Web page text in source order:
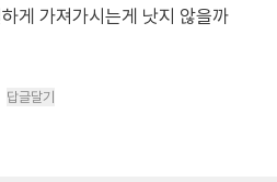
게 가져가시는게 낫지 않을까
답글달기